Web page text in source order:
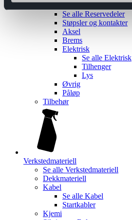
Reservedeler
Se alle Reservedeler
Støpsler og kontakter
Aksel
Brems
Elektrisk
Se alle Elektrisk
Tilhenger
Lys
Øvrig
Påløp
Tilbehør
Verkstedmateriell
Se alle Verkstedmateriell
Dekkmateriell
Kabel
Se alle Kabel
Startkabler
Kjemi